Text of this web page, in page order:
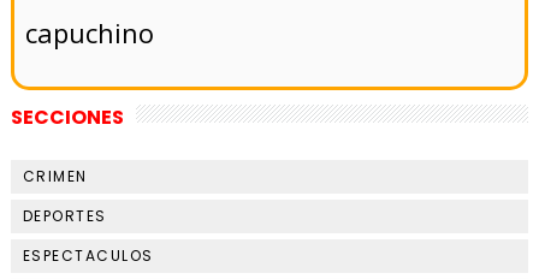
capuchino
SECCIONES
CRIMEN
DEPORTES
ESPECTACULOS